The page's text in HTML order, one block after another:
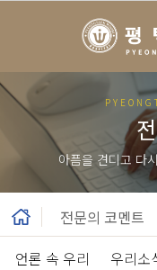
아픔을 견디고 다
언론 속 우리 우리소